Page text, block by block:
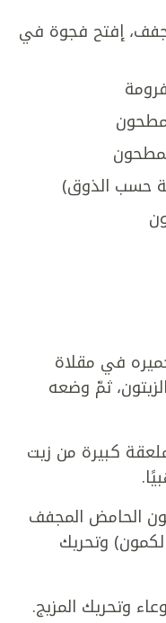
إفتح فجوة في
حسب الذوق)
في مقلاة
ثمّ وضعه
كبيرة من زيت
الحامض المجفف
وتحريك